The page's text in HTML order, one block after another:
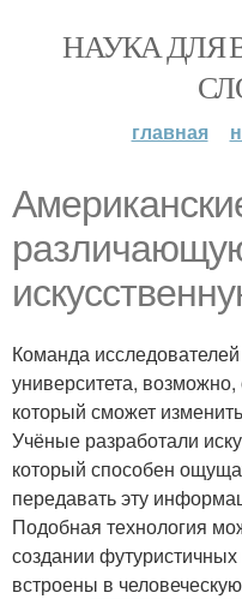
НАУКА ДЛЯ
главная
Команда
университета,
который сможет
Учёные разработали
который способен
передавать эту
Подобная технология
создании
встроены в